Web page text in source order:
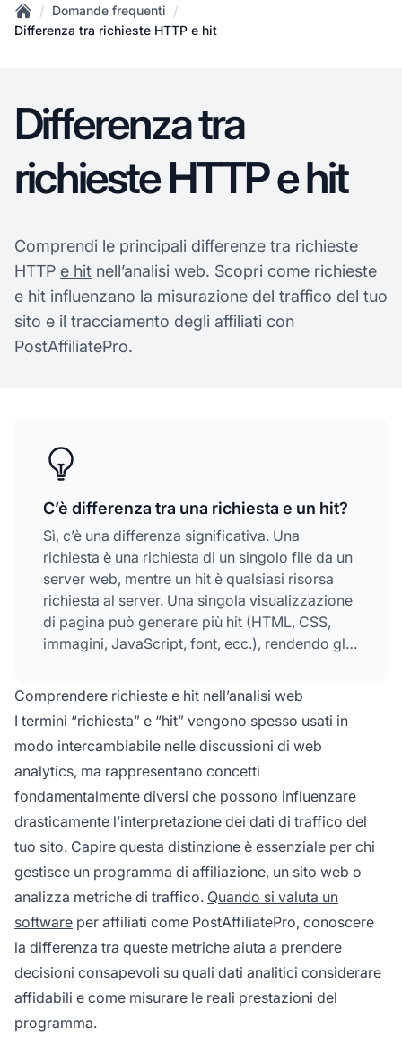
Home
/ Domande frequenti /
Differenza tra richieste HTTP e hit
Differenza tra
richieste HTTP e hit
Comprendi le principali differenze tra richieste
HTTP e hit nell’analisi web. Scopri come richieste
e hit influenzano la misurazione del traffico del tuo
sito e il tracciamento degli affiliati con
PostAffiliatePro.
C’è differenza tra una richiesta e un hit?
Sì, c’è una differenza significativa. Una
richiesta è una richiesta di un singolo file da un
server web, mentre un hit è qualsiasi risorsa
richiesta al server. Una singola visualizzazione
di pagina può generare più hit (HTML, CSS,
immagini, JavaScript, font, ecc.), rendendo gli
traffico reale del sito
rispetto alle richieste o
alle visualizzazioni di pagina.
Comprendere richieste e hit nell’analisi web
I termini “richiesta” e “hit” vengono spesso usati in
modo intercambiabile nelle discussioni di web
analytics, ma rappresentano concetti
fondamentalmente diversi che possono influenzare
drasticamente l’interpretazione dei dati di traffico del
tuo sito. Capire questa distinzione è essenziale per chi
gestisce un programma di affiliazione, un sito web o
analizza metriche di traffico. Quando si valuta un
software per affiliati come PostAffiliatePro, conoscere
la differenza tra queste metriche aiuta a prendere
decisioni consapevoli su quali dati analitici considerare
affidabili e come misurare le reali prestazioni del
programma.